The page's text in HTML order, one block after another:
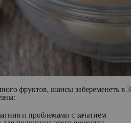
фруктов, шансы забеременеть в 3
и проблемами с зачатием